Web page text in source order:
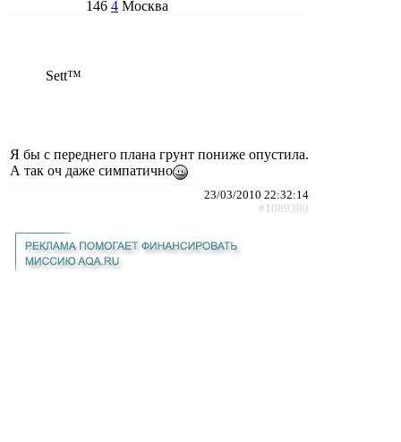
146 4 Москва
Sett™
Я бы с переднего плана грунт пониже опустила.
А так оч даже симпатично
23/03/2010 22:32:14
#1089380